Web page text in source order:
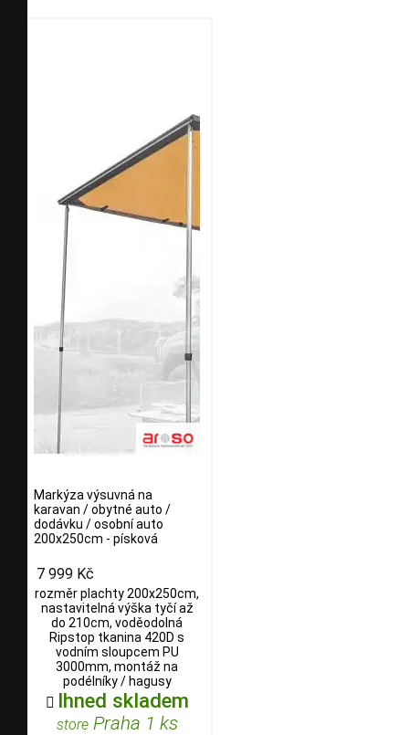
Markýza výsuvná na
karavan / obytné auto /
dodávku / osobní auto
200x250cm - písková
7 999 Kč
rozměr plachty 200x250cm,
nastavitelná výška tyčí až
do 210cm, voděodolná
Ripstop tkanina 420D s
vodním sloupcem PU
3000mm, montáž na
podélníky / hagusy
 Ihned skladem
storePraha 1 ks